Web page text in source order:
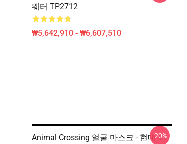
웨터 TP2712
₩5,642,910 - ₩6,607,510
Animal Crossing 얼굴 마스크 - 현대 아
-20%